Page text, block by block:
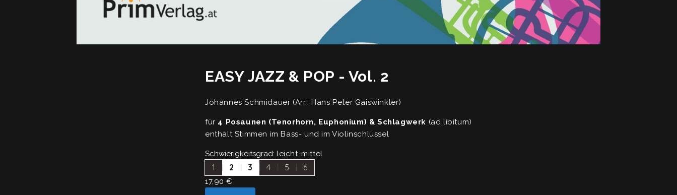
EASY JAZZ & POP - Vol. 2
Johannes Schmidauer (Arr.: Hans Peter Gaiswinkler)
für 4 Posaunen (Tenorhorn, Euphonium) & Schlagwerk (ad libitum)
enthält Stimmen im Bass- und im Violinschlüssel
Schwierigkeitsgrad:leicht-mittel
1 2 3 4 5 6
17,90 €